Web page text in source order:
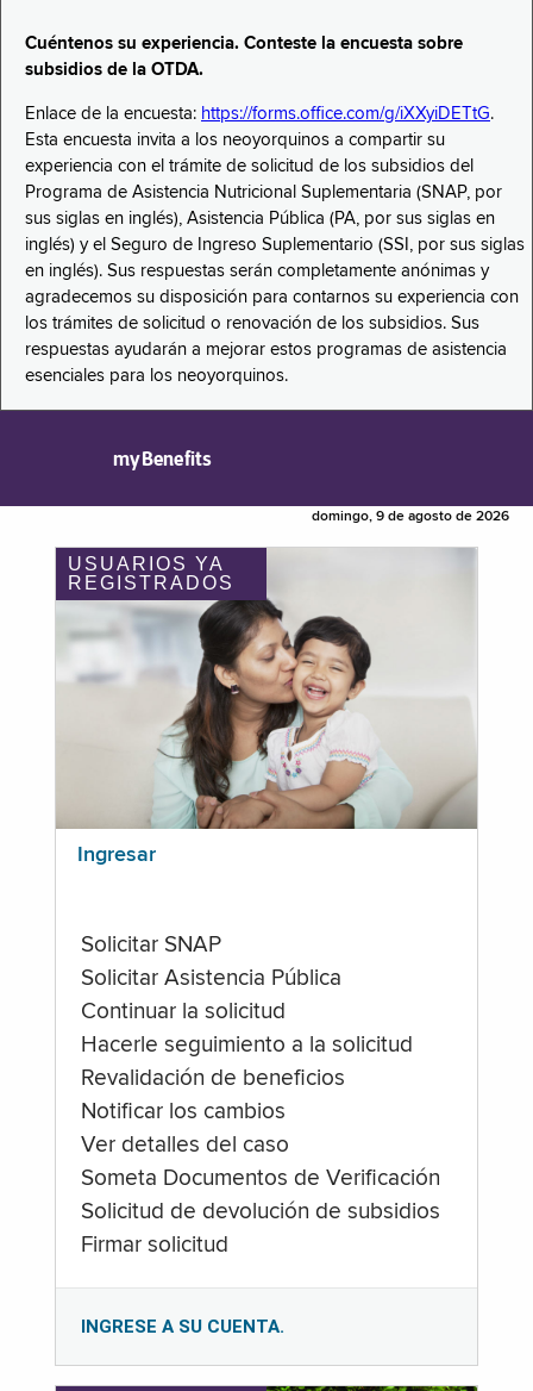
Cuéntenos su experiencia. Conteste la encuesta sobre
subsidios de la OTDA.
Enlace de la encuesta: https://forms.office.com/g/iXXyiDETtG.
Esta encuesta invita a los neoyorquinos a compartir su
experiencia con el trámite de solicitud de los subsidios del
Programa de Asistencia Nutricional Suplementaria (SNAP, por
sus siglas en inglés), Asistencia Pública (PA, por sus siglas en
inglés) y el Seguro de Ingreso Suplementario (SSI, por sus siglas
en inglés). Sus respuestas serán completamente anónimas y
agradecemos su disposición para contarnos su experiencia con
los trámites de solicitud o renovación de los subsidios. Sus
respuestas ayudarán a mejorar estos programas de asistencia
esenciales para los neoyorquinos.
myBenefits
domingo, 9 de agosto de 2026
USUARIOS YA
REGISTRADOS
Ingresar
Solicitar SNAP
Solicitar Asistencia Pública
Continuar la solicitud
Hacerle seguimiento a la solicitud
Revalidación de beneficios
Notificar los cambios
Ver detalles del caso
Someta Documentos de Verificación
Solicitud de devolución de subsidios
Firmar solicitud
INGRESE A SU CUENTA.